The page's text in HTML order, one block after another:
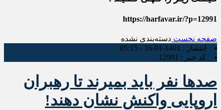
https://harfavar.ir/?p=12991
صفحه نخست دسته‌بندی نشده
انتشار : 1401-01-16 - 05:15
کد خبر : 12991
صدها نفر باید بمیرند تا رهبران
اروپایی واکنش نشان دهند!